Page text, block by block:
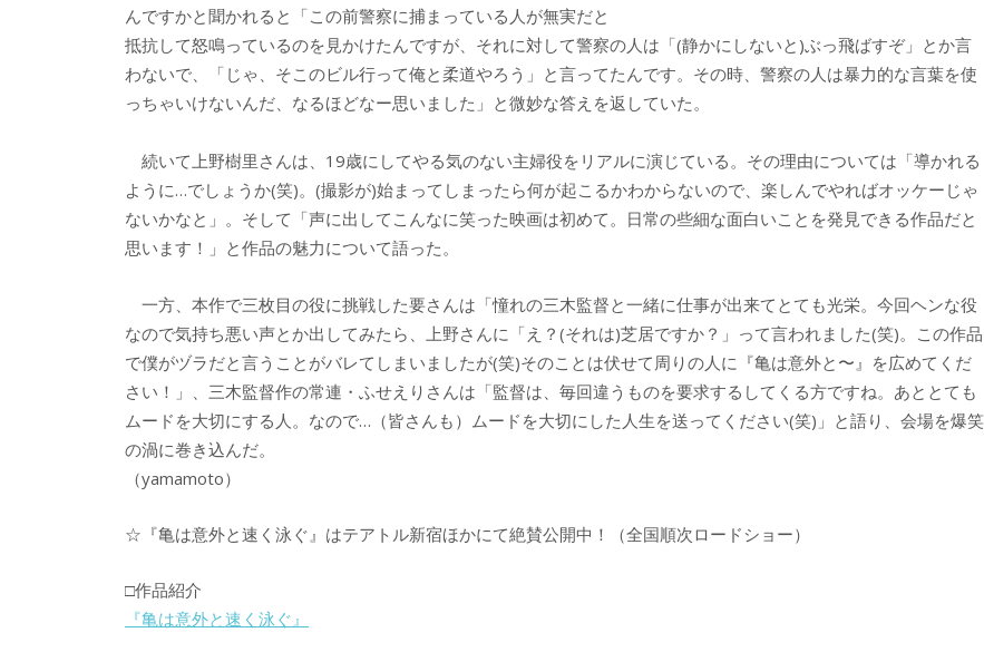
んですかと聞かれると「この前警察に捕まっている人が無実だと
抵抗して怒鳴っているのを見かけたんですが、それに対して警察の人は「(静かにしないと)ぶっ飛ばすぞ」とか言
わないで、「じゃ、そこのビル行って俺と柔道やろう」と言ってたんです。その時、警察の人は暴力的な言葉を使
っちゃいけないんだ、なるほどなー思いました」と微妙な答えを返していた。
続いて上野樹里さんは、19歳にしてやる気のない主婦役をリアルに演じている。その理由については「導かれる
ように…でしょうか(笑)。(撮影が)始まってしまったら何が起こるかわからないので、楽しんでやればオッケーじゃ
ないかなと」。そして「声に出してこんなに笑った映画は初めて。日常の些細な面白いことを発見できる作品だと
思います！」と作品の魅力について語った。
一方、本作で三枚目の役に挑戦した要さんは「憧れの三木監督と一緒に仕事が出来てとても光栄。今回ヘンな役
なので気持ち悪い声とか出してみたら、上野さんに「え？(それは)芝居ですか？」って言われました(笑)。この作品
で僕がヅラだと言うことがバレてしまいましたが(笑)そのことは伏せて周りの人に『亀は意外と〜』を広めてくだ
さい！」、三木監督作の常連・ふせえりさんは「監督は、毎回違うものを要求するしてくる方ですね。あととても
ムードを大切にする人。なので…（皆さんも）ムードを大切にした人生を送ってください(笑)」と語り、会場を爆笑
の渦に巻き込んだ。
（yamamoto）
☆『亀は意外と速く泳ぐ』はテアトル新宿ほかにて絶賛公開中！（全国順次ロードショー）
□作品紹介
『亀は意外と速く泳ぐ』